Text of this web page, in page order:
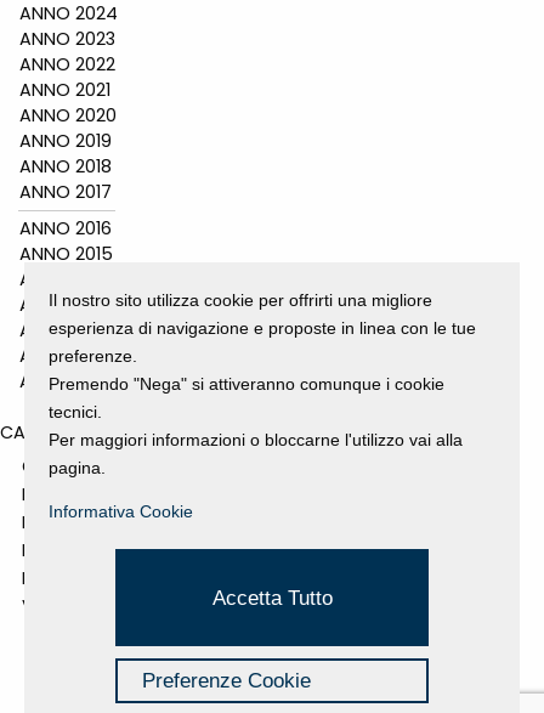
ANNO 2024
ANNO 2023
ANNO 2022
ANNO 2021
ANNO 2020
ANNO 2019
ANNO 2018
ANNO 2017
ANNO 2016
ANNO 2015
ANNO 2014
ANNO 2011
ANNO 2010
ANNO 2009
ANNO 2008
CATEGORIES
GALLERY
MOSTRE E EVENTI
NEWS
PROGETTI SOSTENUTI
RASSEGNA STAMPA
VIDEO
Il nostro sito utilizza cookie per offrirti una migliore
esperienza di navigazione e proposte in linea con le tue
preferenze.
Premendo "Nega" si attiveranno comunque i cookie
tecnici.
Per maggiori informazioni o bloccarne l'utilizzo vai alla
pagina.
Informativa Cookie
Accetta Tutto
Preferenze Cookie